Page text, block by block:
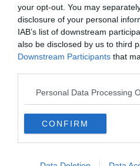
your opt-out. You may
disclosure of your personal
IAB’s list of downstream
also be disclosed by us to third
Downstream Participants that
Personal Data Processing
CONFIRM
I migranti a Ceuta
"Vogliamo entrare in